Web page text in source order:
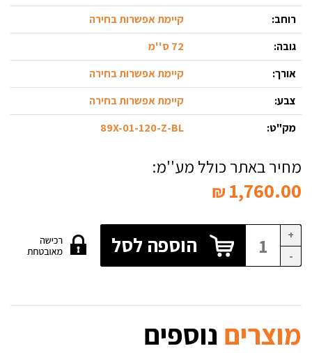
רוחב:
קיימת אפשרות בחירה
גובה:
72 ס''מ
אורך:
קיימת אפשרות בחירה
צבע:
קיימת אפשרות בחירה
מק"ט:
89X-01-120-Z-BL
מחיר באתר כולל מע''מ:
1,760.00
₪
+
-
הוספה לסל
מוצרים נוספים